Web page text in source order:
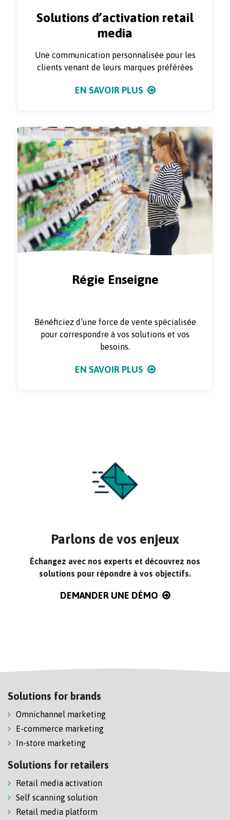
Solutions d’activation retail
media
Une communication personnalisée pour les
clients venant de leurs marques préférées
EN SAVOIR PLUS
Régie Enseigne
Bénéficiez d’une force de vente spécialisée
pour correspondre à vos solutions et vos
besoins.
EN SAVOIR PLUS
Parlons de vos enjeux
Échangez avec nos experts et découvrez nos
solutions pour répondre à vos objectifs.
DEMANDER UNE DÉMO
Solutions for brands
Omnichannel marketing
E-commerce marketing
In-store marketing
Solutions for retailers
Retail media activation
Self scanning solution
Retail media platform